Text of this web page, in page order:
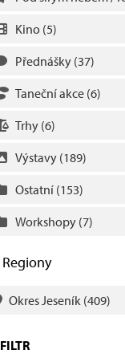
Kino (5)
Přednášky (37)
Taneční akce (6)
Trhy (6)
Výstavy (189)
Ostatní (153)
Workshopy (7)
Regiony
Okres Jeseník (409)
FILTR